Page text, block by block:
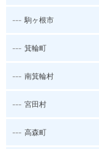
--- 駒ヶ根市
--- 箕輪町
--- 南箕輪村
--- 宮田村
--- 高森町